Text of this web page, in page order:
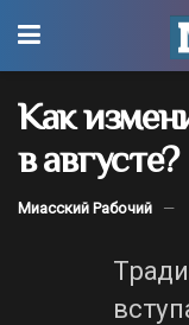
Как
в августе?
Миасский Рабочий